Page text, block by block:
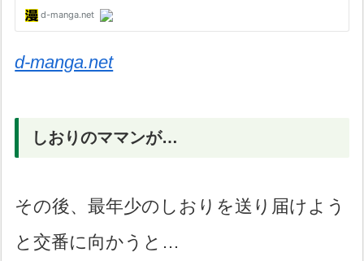
d-manga.net
しおりのママンが…
その後、最年少のしおりを送り届けよう
と交番に向かうと…